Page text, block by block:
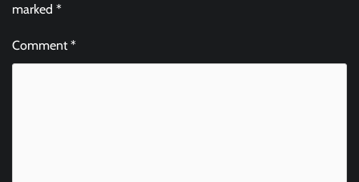
marked *
Comment*